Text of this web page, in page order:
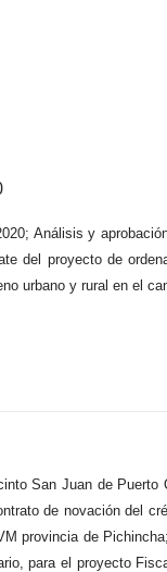
Análisis y
del proyecto de
urbano y rural en el
San Juan de Puerto
de novación del
provincia de
para el proyecto